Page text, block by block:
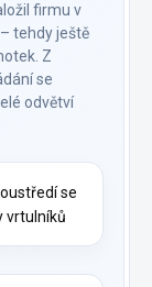
firmu v
tehdy ještě
Z
se
odvětví
se
vrtulníků